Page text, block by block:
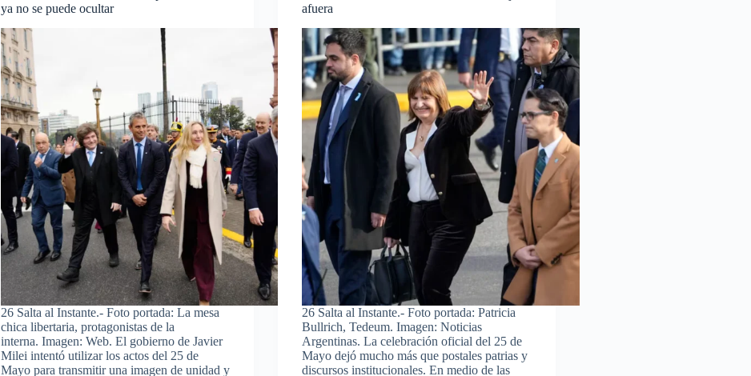
ya no se puede ocultar
26 Salta al Instante.- Foto portada: La mesa
chica libertaria, protagonistas de la
interna. Imagen: Web. El gobierno de Javier
Milei intentó utilizar los actos del 25 de
Mayo para transmitir una imagen de unidad y
afuera
26 Salta al Instante.- Foto portada: Patricia
Bullrich, Tedeum. Imagen: Noticias
Argentinas. La celebración oficial del 25 de
Mayo dejó mucho más que postales patrias y
discursos institucionales. En medio de las